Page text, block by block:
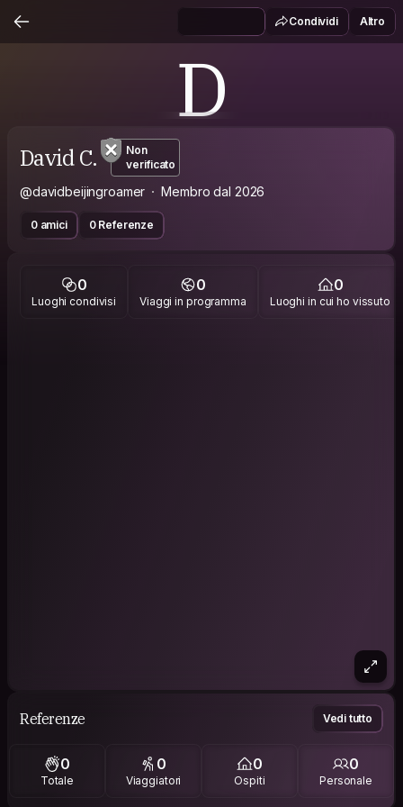
Condividi Altro
D
David C.
Non
verificato
@davidbeijingroamer Membro dal 2026
0 amici 0 Referenze
0
Luoghi condivisi
0
Viaggi in programma
0
Luoghi in cui ho vissuto
Referenze Vedi tutto
0
Totale
0
Viaggiatori
0
Ospiti
0
Personale